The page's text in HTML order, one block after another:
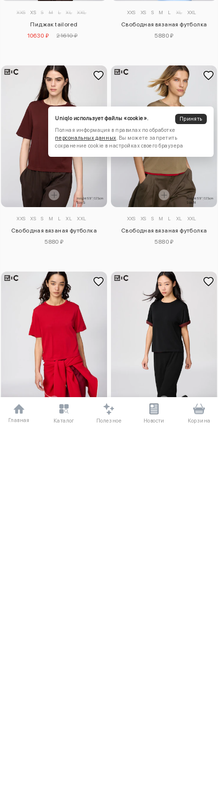
XXS XS S M L XL XXL
Пиджак tailored
10630 ₽
21610 ₽
XXS XS S M L XL XXL
Свободная вязаная футболка
5880 ₽
XXS XS S M L XL XXL
Свободная вязаная футболка
5880 ₽
XXS XS S M L XL XXL
Свободная вязаная футболка
5880 ₽
L XL XS S M XXL
Главная Каталог Полезное Новости Корзина
Uniqlo использует файлы «cookie».
Принять
Полная информация в правилах по обработке
персональных данных. Вы можете запретить
сохранение cookie в настройках своего браузера